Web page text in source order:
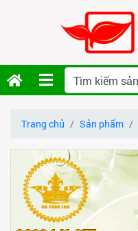
Trang chủ Sản phẩm